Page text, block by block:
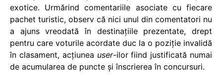
exotice. Urmărind comentariile asociate cu fiecare
pachet turistic, observ că nici unul din comentatori nu
a ajuns vreodată în destinaţiile prezentate, drept
pentru care voturile acordate duc la o poziţie invalidă
în clasament, acţiunea user-ilor fiind justificată numai
de acumularea de puncte şi înscrierea în concursuri.